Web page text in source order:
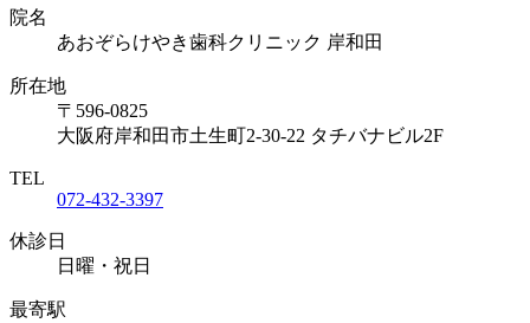
院名
あおぞらけやき歯科クリニック 岸和田
所在地
〒596-0825
大阪府岸和田市土生町2-30-22 タチバナビル2F
TEL
072-432-3397
休診日
日曜・祝日
最寄駅